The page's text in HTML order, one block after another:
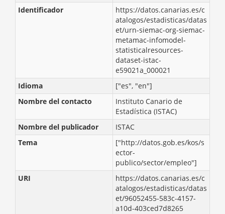
Identificador
https://datos.canarias.es/c
atalogos/estadisticas/datas
et/urn-siemac-org-siemac-
metamac-infomodel-
statisticalresources-
dataset-istac-
e59021a_000021
Idioma
["es", "en"]
Nombre del contacto
Instituto Canario de
Estadística (ISTAC)
Nombre del publicador
ISTAC
Tema
["http://datos.gob.es/kos/s
ector-
publico/sector/empleo"]
URI
https://datos.canarias.es/c
atalogos/estadisticas/datas
et/96052455-583c-4157-
a10d-403ced7d8265